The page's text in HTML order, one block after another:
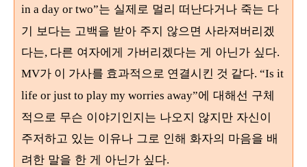
in a day or two”는 실제로 멀리 떠난다거나 죽는 다
기 보다는 고백을 받아 주지 않으면 사라져버리겠
다는, 다른 여자에게 가버리겠다는 게 아닌가 싶다.
MV가 이 가사를 효과적으로 연결시킨 것 같다. “Is it
life or just to play my worries away”에 대해선 구체
적으로 무슨 이야기인지는 나오지 않지만 자신이
주저하고 있는 이유나 그로 인해 화자의 마음을 배
려한 말을 한 게 아닌가 싶다.